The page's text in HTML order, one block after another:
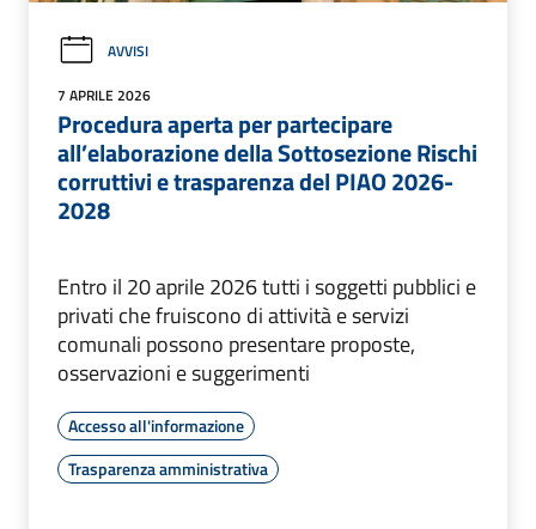
AVVISI
7 APRILE 2026
Procedura aperta per partecipare
all’elaborazione della Sottosezione Rischi
corruttivi e trasparenza del PIAO 2026-
2028
Entro il 20 aprile 2026 tutti i soggetti pubblici e
privati che fruiscono di attività e servizi
comunali possono presentare proposte,
osservazioni e suggerimenti
Accesso all'informazione
Trasparenza amministrativa